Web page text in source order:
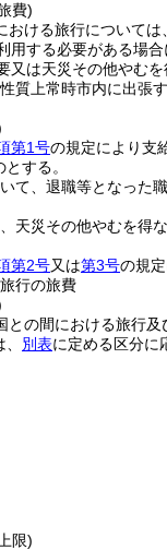
費)
おける旅行については、
用する必要がある場
又は天災その他やむ
質上常時市内に出張
第1号の規定により支
する。
て、退職等となった
天災その他やむを得
第2号又は第3号の規
行の旅費
との間における旅行
別表に定める区分に
限)